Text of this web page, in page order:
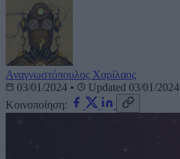
Αναγνωστόπουλος Χαρίλαος
03/01/2024 •
Updated 03/01/2024
Κοινοποίηση: